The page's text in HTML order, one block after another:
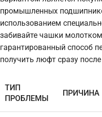
промышленных
использованием
забивайте чашки
гарантированный способ
получить люфт сразу
ТИП
ПРОБЛЕМЫ
ПРИЧИНА